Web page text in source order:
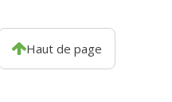
Haut de page